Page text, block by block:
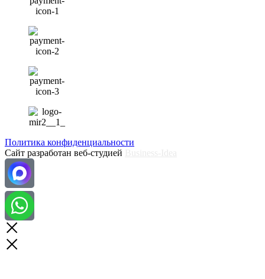
Политика конфиденциальности
Сайт разработан веб-студией